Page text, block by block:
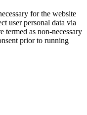
for the website
user personal data via
termed as non-necessary
prior to running